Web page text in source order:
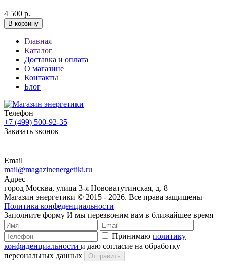
4 500 р.
В корзину
Главная
Каталог
Доставка и оплата
О магазине
Контакты
Блог
Телефон
+7 (499) 500-92-35
Заказать звонок
Email
mail@magazinenergetiki.ru
Адрес
город Москва, улица 3-я Нововатутинская, д. 8
Магазин энергетики © 2015 - 2026. Все права защищены
Политика конфеденциальности
Заполните форму И мы перезвоним вам в ближайшее время
Принимаю политику
конфиденциальности и даю согласие на обработку
персональных данных